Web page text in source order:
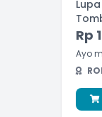
Rp
Ayo